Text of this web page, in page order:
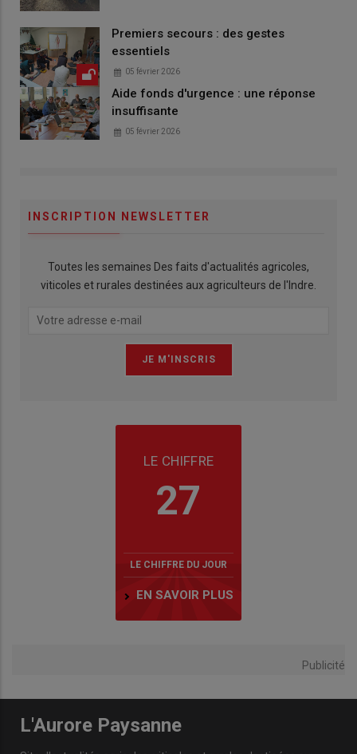
Premiers secours : des gestes
essentiels
05 février 2026
Aide fonds d'urgence : une réponse
insuffisante
05 février 2026
INSCRIPTION NEWSLETTER
Toutes les semaines Des faits d'actualités agricoles,
viticoles et rurales destinées aux agriculteurs de l'Indre.
LE CHIFFRE
27
LE CHIFFRE DU JOUR
EN SAVOIR PLUS
Publicité
L'Aurore Paysanne